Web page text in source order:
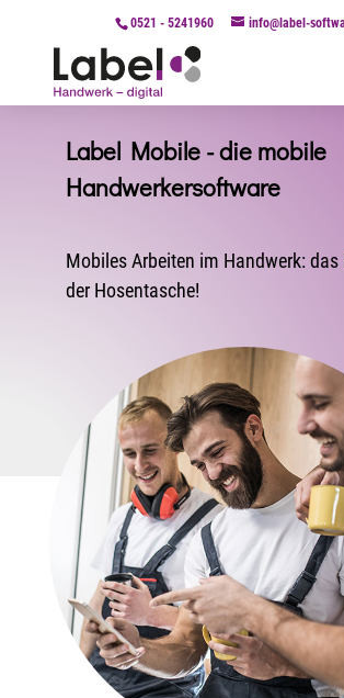
0521 - 5241960 info@label-
Label Mobile - die mobile
Handwerkersoftware
Mobiles Arbeiten im Handwerk: das
der Hosentasche!